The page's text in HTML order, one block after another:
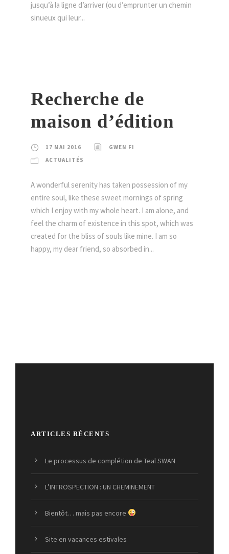
jusqu’à la ligne d’arriver (ou d’emprunter un chemin
sinueux qui leur...
Recherche de
maison d’édition
17 MAI 2016
GWEN FI
ACTUALITÉS
A wonderful serenity has taken possession of my
entire soul, like these sweet mornings of spring
which I enjoy with my whole heart. I am alone, and
feel the charm of existence in this spot, which was
created for the bliss of souls like mine. I am so
happy, my dear friend, so absorbed in...
ARTICLES RÉCENTS
Le processus de complétion de Teal SWAN
L’INTROSPECTION : UN CHEMINEMENT
Bientôt… mais pas encore
Site en vacances estivales